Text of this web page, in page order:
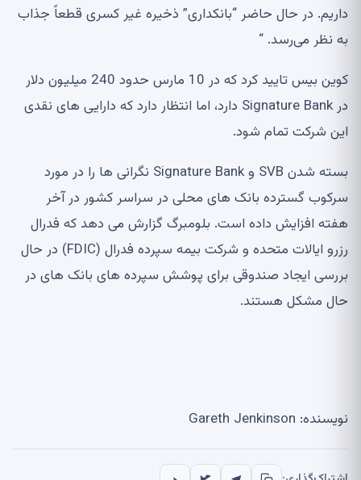
داریم. در حال حاضر “بانکداری” ذخیره غیر کسری قطعاً جذاب
به نظر می‌رسد. “
کوین بیس تایید کرد که در 10 مارس حدود 240 میلیون دلار
در Signature Bank دارد، اما انتظار دارد که دارایی های نقدی
این شرکت تمام شود.
بسته شدن SVB و Signature Bank نگرانی ها را در مورد
سرکوب گسترده بانک های محلی در سراسر کشور در آخر
هفته افزایش داده است. بلومبرگ گزارش می دهد که فدرال
رزرو ایالات متحده و شرکت بیمه سپرده فدرال (FDIC) در حال
بررسی ایجاد صندوقی برای پوشش سپرده های بانک های در
حال مشکل هستند.
نویسنده: Gareth Jenkinson